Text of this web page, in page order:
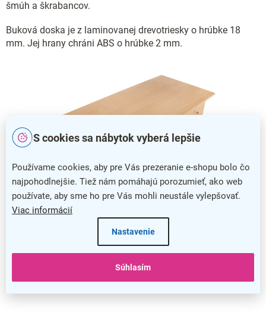
S cookies sa nábytok vyberá lepšie
Používame cookies, aby pre Vás prezeranie e-shopu bolo čo
najpohodlnejšie. Tiež nám pomáhajú porozumieť, ako web
používate, aby sme ho pre Vás mohli neustále vylepšovať.
Viac informácií
Nastavenie
Súhlasím
šmúh a škrabancov.
Buková doska je z laminovanej drevotriesky o hrúbke 18
mm. Jej hrany chráni ABS o hrúbke 2 mm.
Učiteľská katedra Denis so zásuvkou